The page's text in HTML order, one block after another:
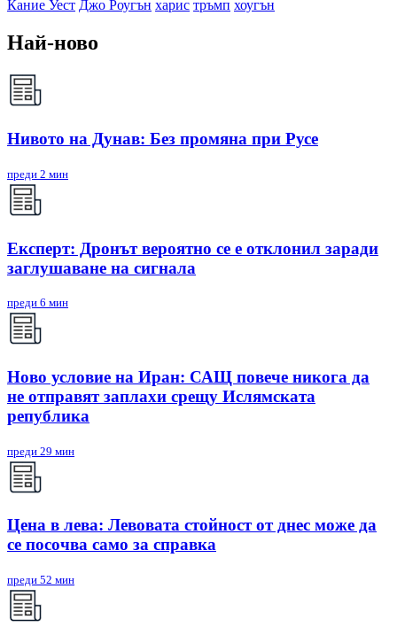
Кание Уест Джо Роугън харис тръмп хоугън
Най-ново
Нивото на Дунав: Без промяна при Русе
преди 2 мин
Експерт: Дронът вероятно се е отклонил заради
заглушаване на сигнала
преди 6 мин
Ново условие на Иран: САЩ повече никога да
не отправят заплахи срещу Ислямската
република
преди 29 мин
Цена в лева: Левовата стойност от днес може да
се посочва само за справка
преди 52 мин